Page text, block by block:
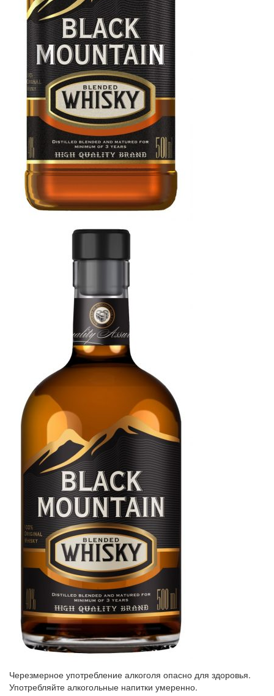
Черезмерное употребление алкоголя опасно для здоровья.
Употребляйте алкогольные напитки умеренно.